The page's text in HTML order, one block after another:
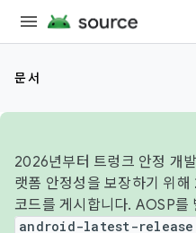
문서
2026년부터 트렁크 안정 개
랫폼 안정성을 보장하기 위
코드를 게시합니다. AOSP를
android-latest-release